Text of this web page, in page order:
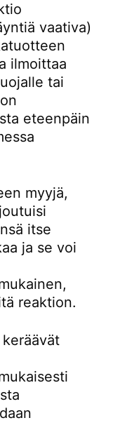
vaativa)
ilmoittaa
tai
eteenpäin
myyjä,
itse
ja se voi
reaktion.